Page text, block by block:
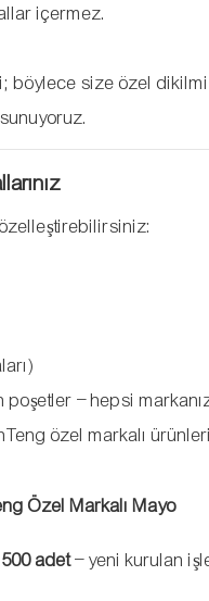
içermez.
böylece size özel
– hepsi
özel markalı
Özel Markalı Mayo
adet– yeni kurulan